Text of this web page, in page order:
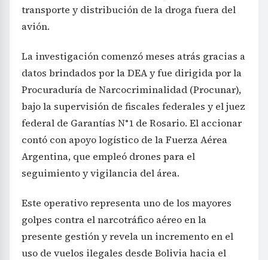
transporte y distribución de la droga fuera del
avión.
La investigación comenzó meses atrás gracias a
datos brindados por la DEA y fue dirigida por la
Procuraduría de Narcocriminalidad (Procunar),
bajo la supervisión de fiscales federales y el juez
federal de Garantías N°1 de Rosario. El accionar
contó con apoyo logístico de la Fuerza Aérea
Argentina, que empleó drones para el
seguimiento y vigilancia del área.
Este operativo representa uno de los mayores
golpes contra el narcotráfico aéreo en la
presente gestión y revela un incremento en el
uso de vuelos ilegales desde Bolivia hacia el